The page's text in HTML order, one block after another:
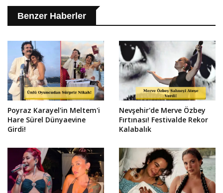
Benzer Haberler
Poyraz Karayel'in Meltem'i
Hare Sürel Dünyaevine
Girdi!
Nevşehir'de Merve Özbey
Fırtınası! Festivalde Rekor
Kalabalık